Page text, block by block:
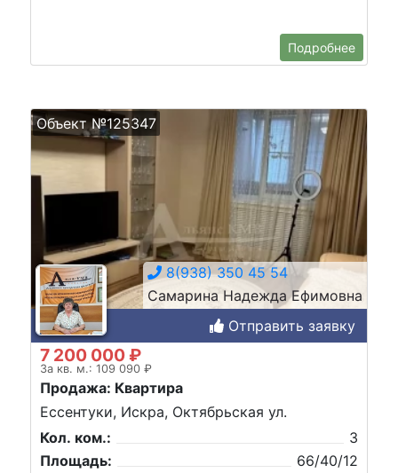
Подробнее
Объект №125347
8(938) 350 45 54
Самарина Надежда Ефимовна
Отправить заявку
7 200 000 ₽
За кв. м.: 109 090 ₽
Продажа: Квартира
Ессентуки, Искра, Октябрьская ул.
Кол. ком.:
3
Площадь:
66/40/12